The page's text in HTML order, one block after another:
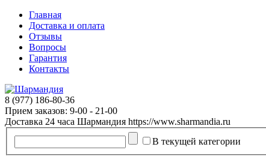
Главная
Доставка и оплата
Отзывы
Вопросы
Гарантия
Контакты
8 (977) 186-80-36
Прием заказов: 9-00 - 21-00
Доставка 24 часа Шармандия https://www.sharmandia.ru
В текущей категории